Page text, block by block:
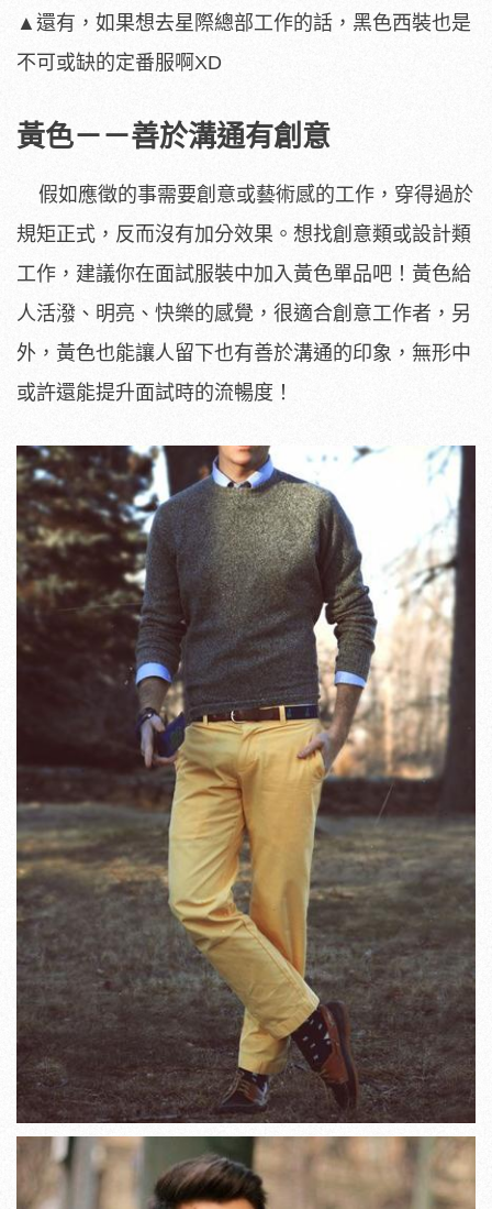
▲還有，如果想去星際總部工作的話，黑色西裝也是
不可或缺的定番服啊XD
黃色－－善於溝通有創意
假如應徵的事需要創意或藝術感的工作，穿得過於
規矩正式，反而沒有加分效果。想找創意類或設計類
工作，建議你在面試服裝中加入黃色單品吧！黃色給
人活潑、明亮、快樂的感覺，很適合創意工作者，另
外，黃色也能讓人留下也有善於溝通的印象，無形中
或許還能提升面試時的流暢度！